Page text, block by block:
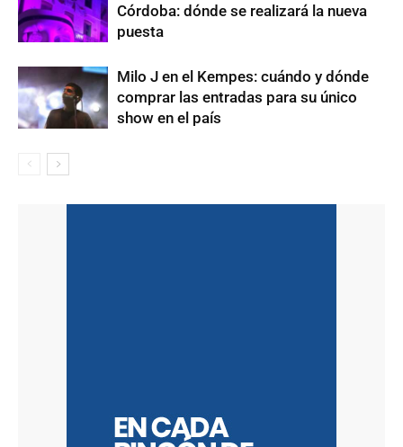
Córdoba: dónde se realizará la nueva
puesta
Milo J en el Kempes: cuándo y dónde
comprar las entradas para su único
show en el país